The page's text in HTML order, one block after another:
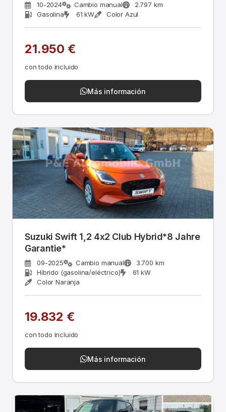
10-2024 Cambio manual
2.797 km
Gasolina
61 kW Color Azul
21.950 €
con todo incluido
Más información
Suzuki Swift 1,2 4x2 Club Hybrid*8 Jahre
Garantie*
09-2025 Cambio manual
3.700 km
Híbrido (gasolina/eléctrico)
61 kW
Color Naranja
19.832 €
con todo incluido
Más información